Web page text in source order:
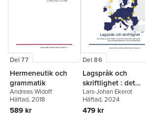
Del 77
Hermeneutik och
grammatik
Andreas Widoff
Häftad, 2018
589 kr
Del 86
Lagspråk och
skriftlighet : det
formella
skriftspråkets
konstruktionssyntax
Lars-Johan Ekerot
Häftad, 2024
479 kr